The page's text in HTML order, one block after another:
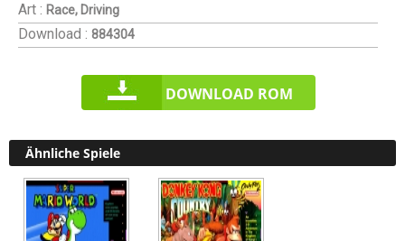
Art : Race, Driving
Download : 884304
DOWNLOAD ROM
Ähnliche Spiele